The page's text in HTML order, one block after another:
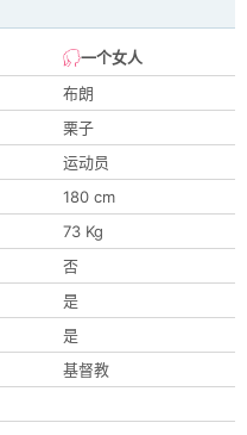
一个女人
布朗
栗子
运动员
180 cm
73 Kg
否
是
是
基督教